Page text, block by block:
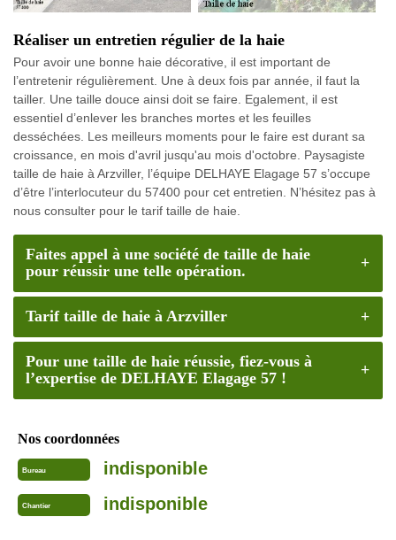
Réaliser un entretien régulier de la haie
Pour avoir une bonne haie décorative, il est important de
l’entretenir régulièrement. Une à deux fois par année, il faut la
tailler. Une taille douce ainsi doit se faire. Egalement, il est
essentiel d’enlever les branches mortes et les feuilles
desséchées. Les meilleurs moments pour le faire est durant sa
croissance, en mois d'avril jusqu'au mois d'octobre. Paysagiste
taille de haie à Arzviller, l’équipe DELHAYE Elagage 57 s’occupe
d’être l’interlocuteur du 57400 pour cet entretien. N’hésitez pas à
nous consulter pour le tarif taille de haie.
Faites appel à une société de taille de haie
pour réussir une telle opération.
Tarif taille de haie à Arzviller
Pour une taille de haie réussie, fiez-vous à
l’expertise de DELHAYE Elagage 57 !
Nos coordonnées
Bureau indisponible
Chantier indisponible